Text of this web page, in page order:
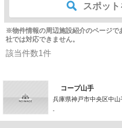
スポッ
※物件情報の周辺施設紹介のページで
社では対応できません。
該当件数1件
コープ山手
兵庫県神戸市中央区中山
-